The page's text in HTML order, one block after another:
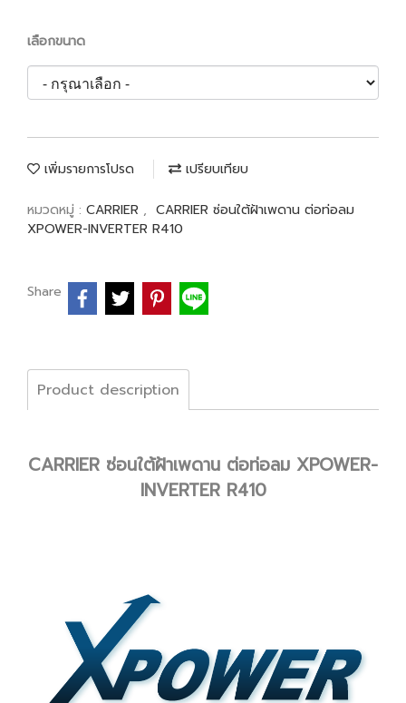
เลือกขนาด
เพิ่มรายการโปรด เปรียบเทียบ
หมวดหมู่ : CARRIER , CARRIER ซ่อนใต้ฝ้าเพดาน ต่อท่อลม
XPOWER-INVERTER R410
Share
Product description
CARRIER ซ่อนใต้ฝ้าเพดาน ต่อท่อลม XPOWER-
INVERTER R410